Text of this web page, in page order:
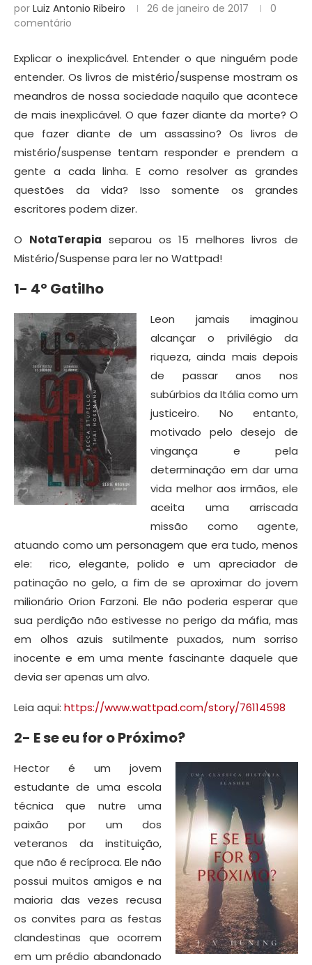
por Luiz Antonio Ribeiro 26 de janeiro de 2017
0
comentário
Explicar o inexplicável. Entender o que ninguém pode
entender. Os livros de mistério/suspense mostram os
meandros de nossa sociedade naquilo que acontece
de mais inexplicável. O que fazer diante da morte? O
que fazer diante de um assassino? Os livros de
mistério/suspense tentam responder e prendem a
gente a cada linha. E como resolver as grandes
questões da vida? Isso somente os grandes
escritores podem dizer.
O NotaTerapia separou os 15 melhores livros de
Mistério/Suspense para ler no Wattpad!
1- 4º Gatilho
Leon jamais imaginou
alcançar o privilégio da
riqueza, ainda mais depois
de passar anos nos
subúrbios da Itália como um
justiceiro. No entanto,
motivado pelo desejo de
vingança e pela
determinação em dar uma
vida melhor aos irmãos, ele
aceita uma arriscada
missão como agente,
atuando como um personagem que era tudo, menos
ele: rico, elegante, polido e um apreciador de
patinação no gelo, a fim de se aproximar do jovem
milionário Orion Farzoni. Ele não poderia esperar que
sua perdição não estivesse no perigo da máfia, mas
em olhos azuis sutilmente puxados, num sorriso
inocente e em uma mente fascinante daquele que
devia ser apenas um alvo.
Leia aqui: https://www.wattpad.com/story/76114598
2- E se eu for o Próximo?
Hector é um jovem
estudante de uma escola
técnica que nutre uma
paixão por um dos
veteranos da instituição,
que não é recíproca. Ele não
possui muitos amigos e na
maioria das vezes recusa
os convites para as festas
clandestinas que ocorrem
em um prédio abandonado